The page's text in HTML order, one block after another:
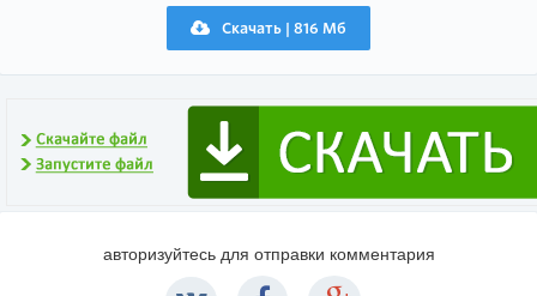
Скачать | 816 Мб
авторизуйтесь для отправки комментария